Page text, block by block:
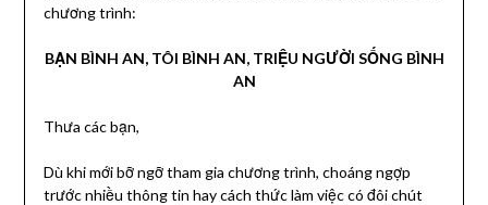
chương trình:
BẠN BÌNH AN, TÔI BÌNH AN, TRIỆU NGƯỜI SỐNG BÌNH
AN
Thưa các bạn,
Dù khi mới bỡ ngỡ tham gia chương trình, choáng ngợp
trước nhiều thông tin hay cách thức làm việc có đôi chút